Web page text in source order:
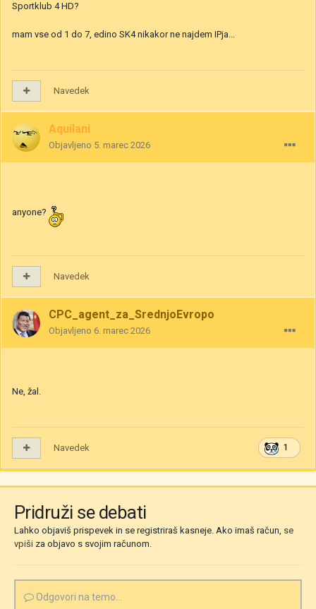
Sportklub 4 HD?
mam vse od 1 do 7, edino SK4 nikakor ne najdem IPja...
Navedek
Aquilani
Objavljeno 5. marec 2026
anyone?
Navedek
CPC_agent_za_SrednjoEvropo
Objavljeno 6. marec 2026
Ne, žal.
1
Navedek
Pridruži se debati
Lahko objaviš prispevek in se registriraš kasneje. Ako imaš račun, se
vpiši za objavo s svojim računom.
Odgovori na temo...